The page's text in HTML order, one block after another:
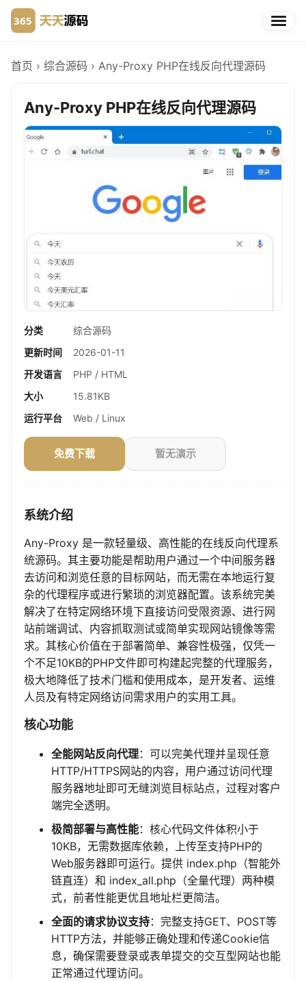
首页 › 综合源码 › Any-Proxy PHP在线反向代理源码
Any-Proxy PHP在线反向代理源码
分类
综合源码
更新时间
2026-01-11
开发语言
PHP / HTML
大小
15.81KB
运行平台
Web / Linux
免费下载 暂无演示
系统介绍
Any-Proxy 是一款轻量级、高性能的在线反向代理系
统源码。其主要功能是帮助用户通过一个中间服务器
去访问和浏览任意的目标网站，而无需在本地运行复
杂的代理程序或进行繁琐的浏览器配置。该系统完美
解决了在特定网络环境下直接访问受限资源、进行网
站前端调试、内容抓取测试或简单实现网站镜像等需
求。其核心价值在于部署简单、兼容性极强，仅凭一
个不足10KB的PHP文件即可构建起完整的代理服务，
极大地降低了技术门槛和使用成本，是开发者、运维
人员及有特定网络访问需求用户的实用工具。
核心功能
全能网站反向代理：可以完美代理并呈现任意
HTTP/HTTPS网站的内容，用户通过访问代理
服务器地址即可无缝浏览目标站点，过程对客户
端完全透明。
极简部署与高性能：核心代码文件体积小于
10KB，无需数据库依赖，上传至支持PHP的
Web服务器即可运行。提供 index.php（智能外
链直连）和 index_all.php（全量代理）两种模
式，前者性能更优且地址栏更简洁。
全面的请求协议支持：完整支持GET、POST等
HTTP方法，并能够正确处理和传递Cookie信
息，确保需要登录或表单提交的交互型网站也能
正常通过代理访问。